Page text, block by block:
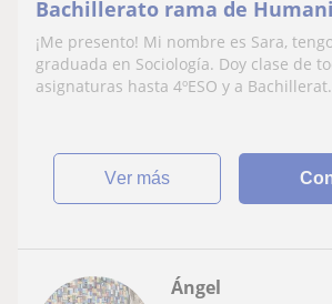
Bachillerato rama de
Ciencias Sociales
¡Me presento! Mi nombre es Sara,
graduada en Sociología. Doy clase de
asignaturas hasta 4ºESO y a
ver más
Ángel